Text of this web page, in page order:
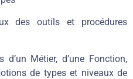
des outils et procédures
d’un Métier, d’une Fonction,
de types et niveaux de